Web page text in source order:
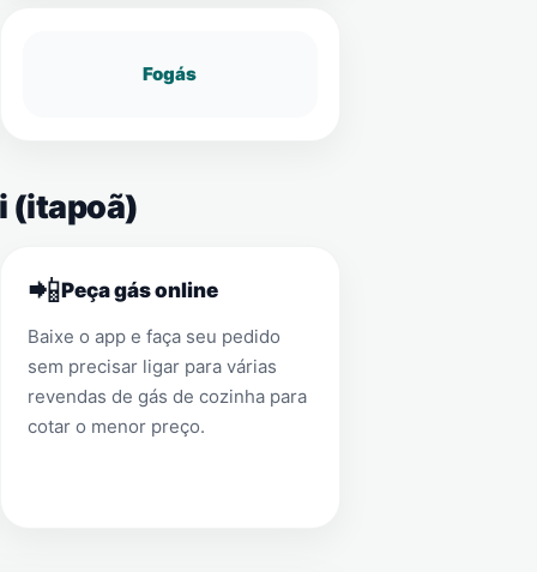
Fogás
(itapoã)
📲Peça gás online
Baixe o app e faça seu pedido
sem precisar ligar para várias
revendas de gás de cozinha para
cotar o menor preço.